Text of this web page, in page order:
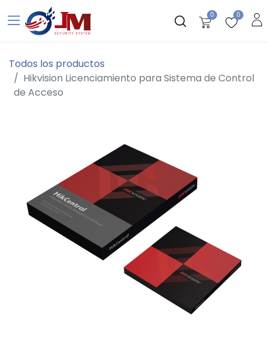
0 0
Todos los productos
Hikvision Licenciamiento para Sistema de Control
de Acceso